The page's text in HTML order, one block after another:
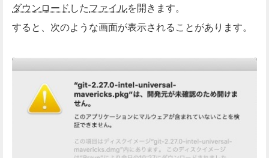
ダウンロード したファイルを開きます。
すると、次のような画面が表示されることがあります。